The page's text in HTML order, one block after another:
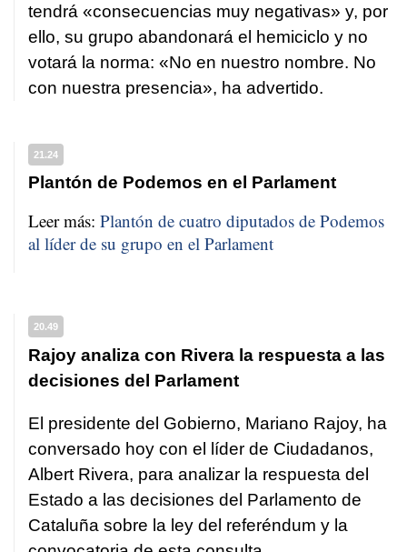
tendrá «consecuencias muy negativas» y, por
ello, su grupo abandonará el hemiciclo y no
votará la norma: «No en nuestro nombre. No
con nuestra presencia», ha advertido.
21.24
Plantón de Podemos en el Parlament
Leer más: Plantón de cuatro diputados de Podemos
al líder de su grupo en el Parlament
20.49
Rajoy analiza con Rivera la respuesta a las
decisiones del Parlament
El presidente del Gobierno, Mariano Rajoy, ha
conversado hoy con el líder de Ciudadanos,
Albert Rivera, para analizar la respuesta del
Estado a las decisiones del Parlamento de
Cataluña sobre la ley del referéndum y la